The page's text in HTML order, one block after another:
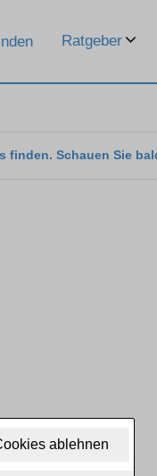
ablehnen
Ratgeber
finden. Schauen Sie